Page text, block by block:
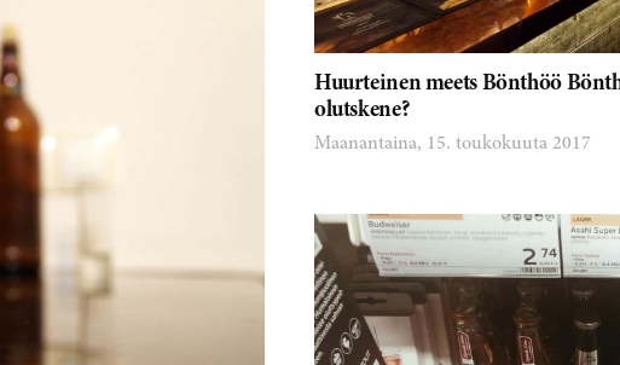
Huurteinen meets Bönthöö
olutskene?
Maanantaina, 15. toukokuuta 2017